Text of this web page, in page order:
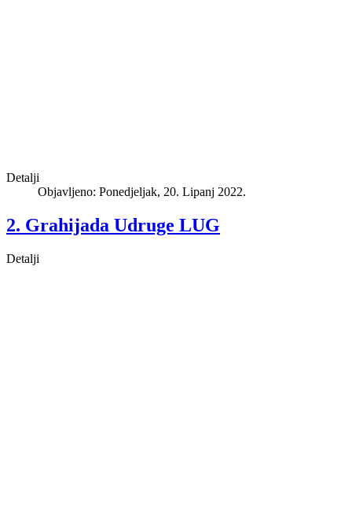
Detalji
Objavljeno: Ponedjeljak, 20. Lipanj 2022.
2. Grahijada Udruge LUG
Detalji